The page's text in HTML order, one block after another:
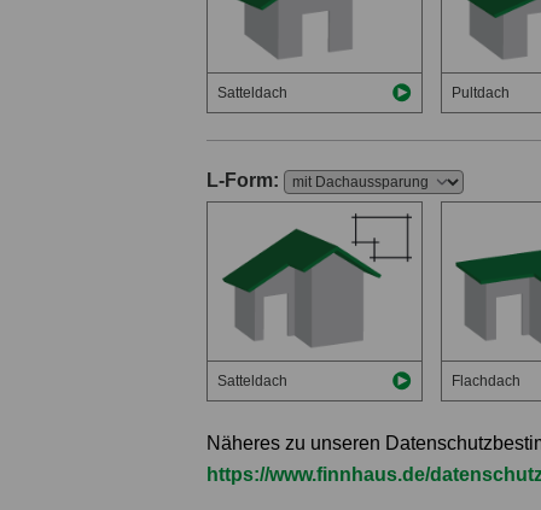
Satteldach Pultdach
L-Form:
Satteldach Flachdach
Näheres zu unseren
https://www.finnhaus.de/